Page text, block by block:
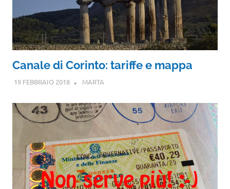
Canale di Corinto: tariffe e mappa
19 FEBBRAIO 2018 MARTA